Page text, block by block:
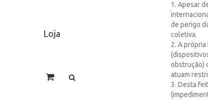
Loja
1. Apesar
de perigo
coletiva.
2. A
obstrução)
atuam
3. Desta